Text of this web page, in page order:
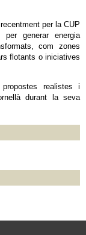
per la CUP
per generar energia
com zones
flotants o iniciatives
realistes i
durant la seva